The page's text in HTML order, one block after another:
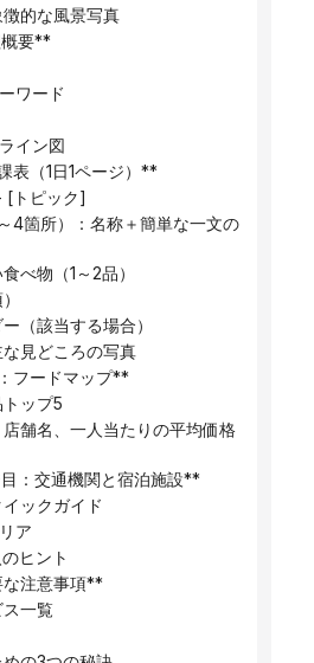
的な風景写真
要**
ワード
イン図
表（1日1ページ）**
[トピック]
べ物（1～2品）
（該当する場合）
見どころの写真
フードマップ**
ップ5
舗名、一人当たりの平均価格
：交通機関と宿泊施設**
ックガイド
ア
ヒント
注意事項**
一覧